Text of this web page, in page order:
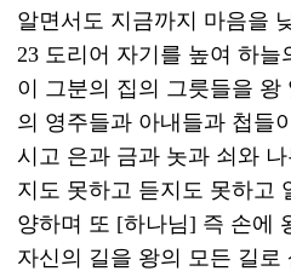
알면서도 지금까지 마음을
23 도리어 자기를 높여 하
이 그분의 집의 그릇들을
의 영주들과 아내들과 첩들
시고 은과 금과 놋과 쇠와
지도 못하고 듣지도 못하고
양하며 또 [하나님] 즉 손에
자신의 길을 왕의 모든 길로